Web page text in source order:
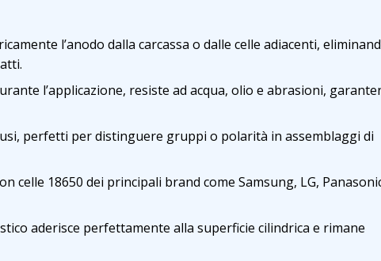
l’anodo dalla carcassa o dalle celle adiacenti,
l’applicazione, resiste ad acqua, olio e abrasioni,
perfetti per distinguere gruppi o polarità in assemblaggi di
celle 18650 dei principali brand come Samsung, LG,
aderisce perfettamente alla superficie cilindrica e rimane